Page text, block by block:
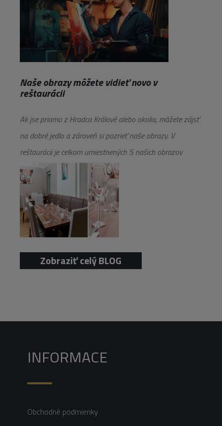
Naše obrazy môžete vidieť novo v
reštaurácii
Ak jse priamo z Hradca Králové alebo okolia, môžete zájsť
na dobré jedlo a zároveň si pozrieť naše obrazy. V
reštaurácii je celkom umiestnených 5 našich obrazov
Zobraziť celý BLOG
INFORMACE
Obchodné podmienky